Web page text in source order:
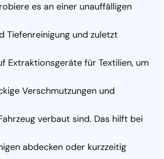
es an einer unauffälligen
Tiefenreinigung und zuletzt
Extraktionsgeräte für Textilien, um
Verschmutzungen und
verbaut sind. Das hilft bei
abdecken oder kurzzeitig